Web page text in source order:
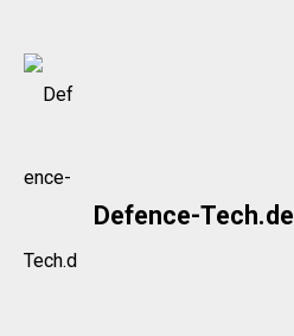
Skip
Defence-Tech.de